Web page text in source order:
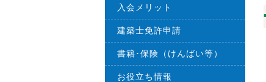
入会メリット
建築士免許申請
書籍･保険（けんばい等）
お役立ち情報